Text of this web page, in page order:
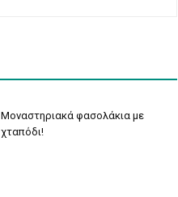
Μοναστηριακά φασολάκια με
χταπόδι!